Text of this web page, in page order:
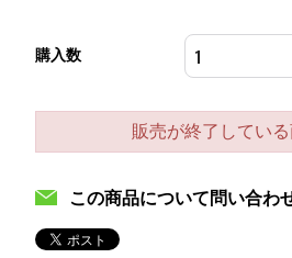
購入数
販売が終了してい
この商品について問い合わ